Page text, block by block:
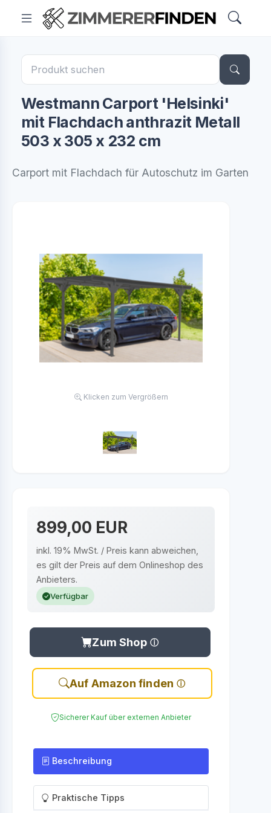
Westmann Carport 'Helsinki'
mit Flachdach anthrazit Metall
503 x 305 x 232 cm
Carport mit Flachdach für Autoschutz im Garten
Klicken zum Vergrößern
899,00 EUR
inkl. 19% MwSt. / Preis kann abweichen,
es gilt der Preis auf dem Onlineshop des
Anbieters.
Verfügbar
Zum Shop
Auf Amazon finden
Sicherer Kauf über externen Anbieter
Beschreibung
Praktische Tipps